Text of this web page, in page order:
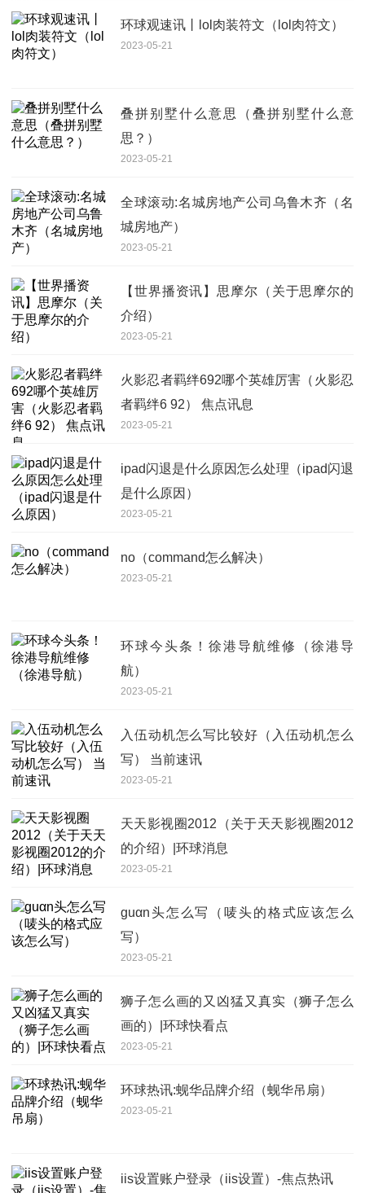
环球观速讯丨lol肉装符文（lol肉符文）
2023-05-21
叠拼别墅什么意思（叠拼别墅什么意
思？）
2023-05-21
全球滚动:名城房地产公司乌鲁木齐（名
城房地产）
2023-05-21
【世界播资讯】思摩尔（关于思摩尔的
介绍）
2023-05-21
火影忍者羁绊692哪个英雄厉害（火影忍
者羁绊6 92） 焦点讯息
2023-05-21
ipad闪退是什么原因怎么处理（ipad闪退
是什么原因）
2023-05-21
no（command怎么解决）
2023-05-21
环球今头条！徐港导航维修（徐港导
航）
2023-05-21
入伍动机怎么写比较好（入伍动机怎么
写） 当前速讯
2023-05-21
天天影视圈2012（关于天天影视圈2012
的介绍）|环球消息
2023-05-21
guαn头怎么写（唛头的格式应该怎么
写）
2023-05-21
狮子怎么画的又凶猛又真实（狮子怎么
画的）|环球快看点
2023-05-21
环球热讯:蚬华品牌介绍（蚬华吊扇）
2023-05-21
iis设置账户登录（iis设置）-焦点热讯